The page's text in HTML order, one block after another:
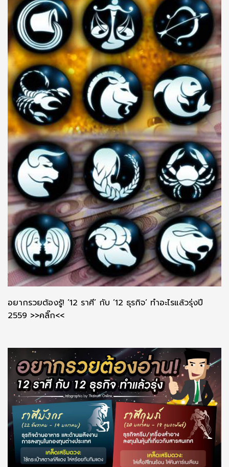
อยากรวยต้องรู้! ’12 ราศี’ กับ ’12 ธุรกิจ’ ทำอะไรแล้วรุ่งปี
2559 >>คลิ๊ก<<